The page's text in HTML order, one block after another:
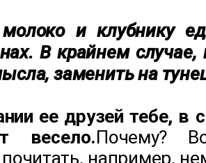
и клубнику
В крайнем
заменить на
ее друзей тебе, в
весело.Почему?
например,